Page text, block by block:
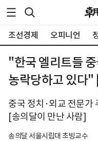
조선경제 오피니언
"한국 엘리트들
농락당하고 있다"
중국 정치·외교 전문가
[송의달이 만난 사람]
송의달 서울시립대 초빙교수